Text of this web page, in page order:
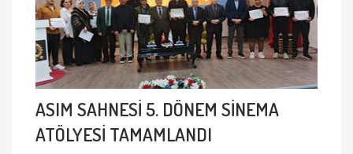
ASIM SAHNESİ 5. DÖNEM SİNEMA
ATÖLYESİ TAMAMLANDI